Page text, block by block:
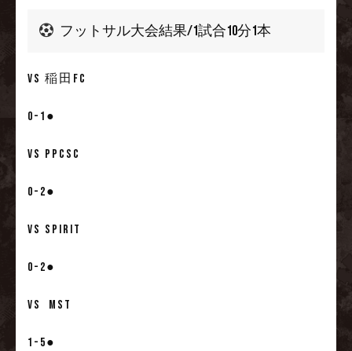
フットサル大会結果/1試合10分1本
VS 稲田FC
0-1●
VS PPCSC
0-2●
VS SPIRIT
0-2●
VS MST
1-5●